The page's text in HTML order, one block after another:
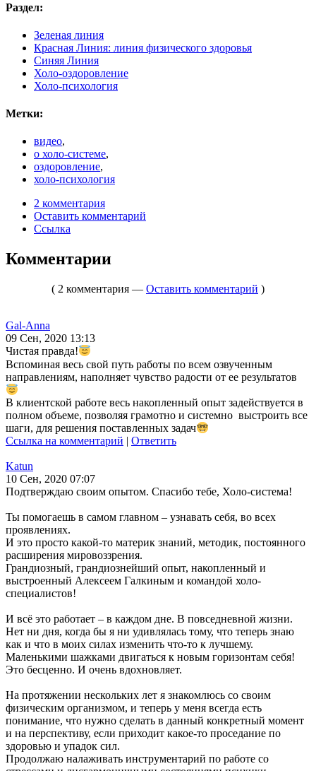
Раздел:
Зеленая линия
Красная Линия: линия физического здоровья
Синяя Линия
Холо-оздоровление
Холо-психология
Метки:
видео,
о холо-системе,
оздоровление,
холо-психология
2 комментария
Оставить комментарий
Ссылка
Комментарии
( 2 комментария — Оставить комментарий )
Gal-Anna
09 Сен, 2020 13:13
Чистая правда!
Вспоминая весь свой путь работы по всем озвученным
направлениям, наполняет чувство радости от ее результатов
В клиентской работе весь накопленный опыт задействуется в
полном объеме, позволяя грамотно и системно выстроить все
шаги, для решения поставленных задач
Ссылка на комментарий | Ответить
Katun
10 Сен, 2020 07:07
Подтверждаю своим опытом. Спасибо тебе, Холо-система!
Ты помогаешь в самом главном – узнавать себя, во всех
проявлениях.
И это просто какой-то материк знаний, методик, постоянного
расширения мировоззрения.
Грандиозный, грандиознейший опыт, накопленный и
выстроенный Алексеем Галкиным и командой холо-
специалистов!
И всё это работает – в каждом дне. В повседневной жизни.
Нет ни дня, когда бы я ни удивлялась тому, что теперь знаю
как и что в моих силах изменить что-то к лучшему.
Маленькими шажками двигаться к новым горизонтам себя!
Это бесценно. И очень вдохновляет.
На протяжении нескольких лет я знакомлюсь со своим
физическим организмом, и теперь у меня всегда есть
понимание, что нужно сделать в данный конкретный момент
и на перспективу, если приходит какое-то проседание по
здоровью и упадок сил.
Продолжаю налаживать инструментарий по работе со